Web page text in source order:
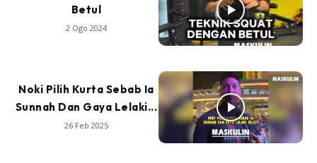
Betul
2 Ogo 2024
Noki Pilih Kurta Sebab Ia
Sunnah Dan Gaya Lelaki...
26 Feb 2025